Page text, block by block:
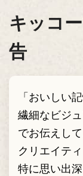
キッコ
告
「おいしい
繊細なビジ
でお伝えし
クリエイテ
特に思い出